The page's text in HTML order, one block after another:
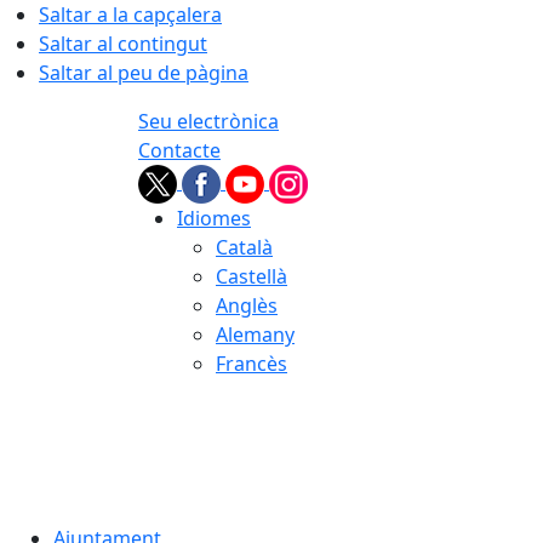
Saltar a la capçalera
Saltar al contingut
Saltar al peu de pàgina
Seu electrònica
Contacte
Idiomes
Català
Castellà
Anglès
Alemany
Francès